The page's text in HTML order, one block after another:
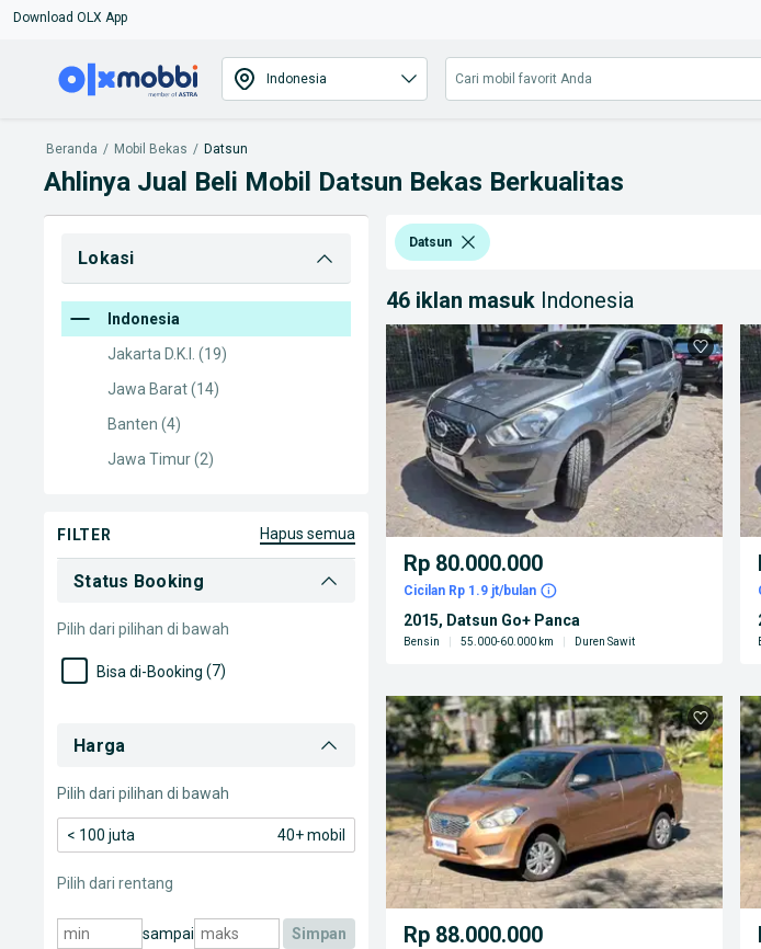
Download OLX App
Beranda / Mobil Bekas / Datsun
Ahlinya Jual Beli Mobil Datsun Bekas Berkualitas
Lokasi
Indonesia
Jakarta D.K.I.
(19)
Jawa Barat(14)
Banten (4)
Jawa Timur(2)
(2)
Kalimantan Timur(2)
FILTER hapus semua
Status Booking
Pilih dari pilihan di bawah
Bisa di-Booking (7)
Harga
Pilih dari pilihan di bawah
< 100 juta 40+ mobil
Pilih dari rentang
sampai simpan
Datsun
46 iklan masuk Indonesia
Rp 80.000.000
Cicilan Rp 1.9 jt/bulan
2015, Datsun Go+ Panca
Bensin 55.000-60.000 km Duren Sawit
Rp 88.000.000